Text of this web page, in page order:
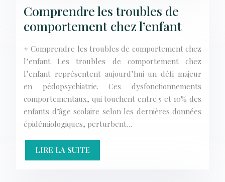
Comprendre les troubles de
comportement chez l’enfant
# Comprendre les troubles de comportement chez
l’enfant Les troubles de comportement chez
l’enfant représentent aujourd’hui un défi majeur
en pédopsychiatrie. Ces dysfonctionnements
comportementaux, qui touchent entre 5 et 10% des
enfants d’âge scolaire selon les dernières données
épidémiologiques, perturbent…
LIRE LA SUITE